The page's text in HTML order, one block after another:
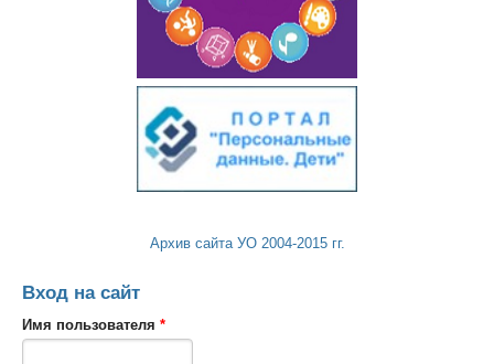
Архив сайта УО 2004-2015 гг.
Вход на сайт
Имя пользователя *